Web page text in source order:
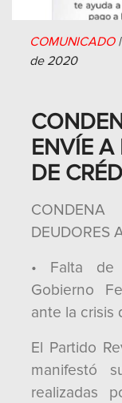
COMUNICADO|
de 2020
ENVÍE A
DE
DEUDORES
• Falta de
Gobierno
ante la crisis
El Partido
manifestó
realizadas